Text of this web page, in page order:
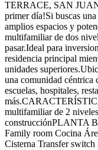
TERRACE, SAN
primer día!Si buscas
amplios espacios y
multifamiliar de dos
pasar.Ideal para
residencia principal
unidades
una comunidad céntrica
escuelas, hospitales,
multifamiliar de 2
construcciónPLANTA
Family room Cocina
Cisterna Transfer